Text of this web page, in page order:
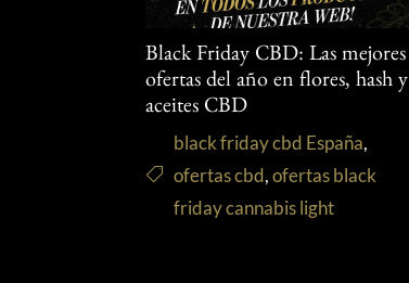
Black Friday CBD: Las mejores
ofertas del año en flores, hash y
aceites CBD
black friday cbd España,
ofertas cbd,ofertas black
friday cannabis light